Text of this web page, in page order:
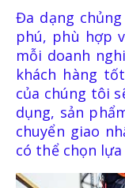
Đa dạng
phú, phù hợp
mỗi doanh
khách hàng
của chúng tôi
dụng, sản
chuyển giao
có thể chọn